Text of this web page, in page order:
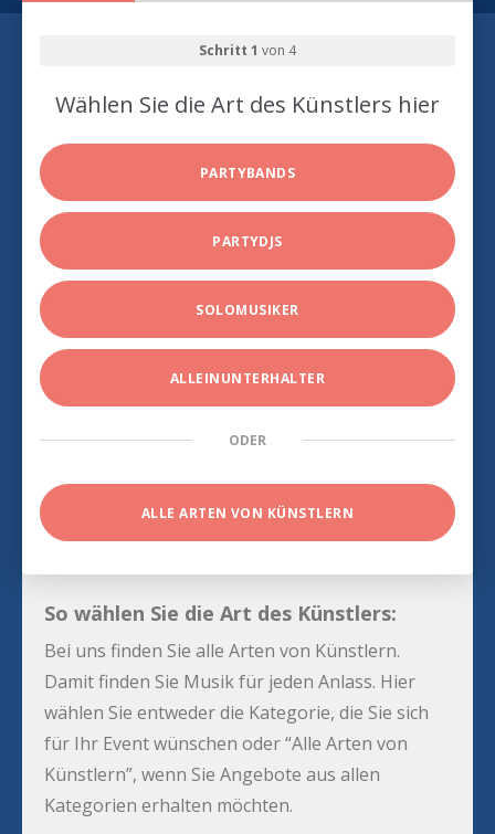
Schritt 1 von 4
Wählen Sie die Art des Künstlers hier
PARTYBANDS
PARTYDJS
SOLOMUSIKER
ALLEINUNTERHALTER
ODER
ALLE ARTEN VON KÜNSTLERN
So wählen Sie die Art des Künstlers:
Bei uns finden Sie alle Arten von Künstlern.
Damit finden Sie Musik für jeden Anlass. Hier
wählen Sie entweder die Kategorie, die Sie sich
für Ihr Event wünschen oder “Alle Arten von
Künstlern”, wenn Sie Angebote aus allen
Kategorien erhalten möchten.